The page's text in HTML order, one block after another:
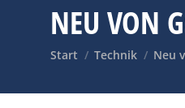
NEU VON
Sie befinden sich
Start Technik Neu